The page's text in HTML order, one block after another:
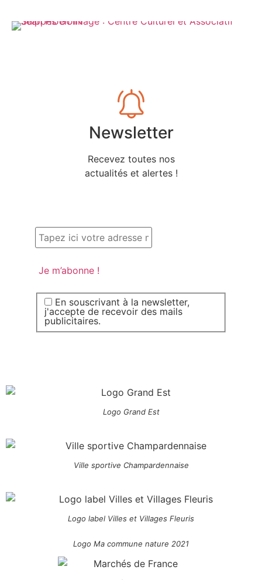
Newsletter
Recevez toutes nos
actualités et alertes !
En souscrivant à la newsletter,
j'accepte de recevoir des mails
publicitaires.
Logo Grand Est
Ville sportive Champardennaise
Logo label Villes et Villages Fleuris
Logo Ma commune nature 2021